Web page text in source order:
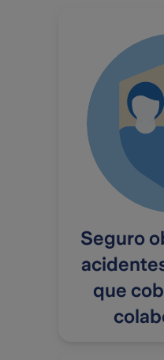
Seguro
que